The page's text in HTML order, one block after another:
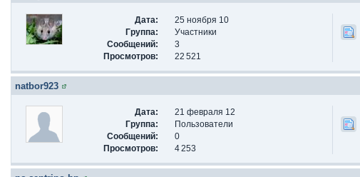
Дата:
25 ноября 10
Группа:
Участники
Сообщений:
3
Просмотров:
22 521
natbor923
Дата:
21 февраля 12
Группа:
Пользователи
Сообщений:
0
Просмотров:
4 253